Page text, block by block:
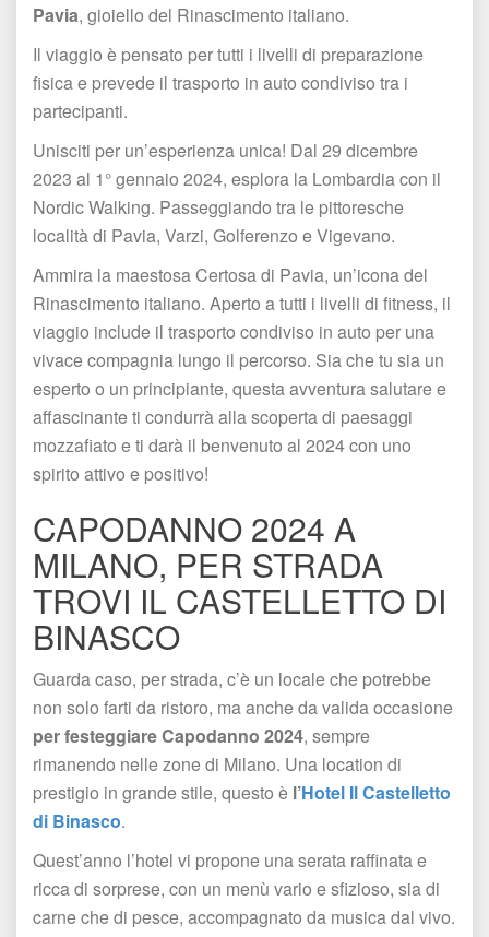
Pavia, gioiello del Rinascimento italiano.
Il viaggio è pensato per tutti i livelli di preparazione
fisica e prevede il trasporto in auto condiviso tra i
partecipanti.
Unisciti per un’esperienza unica! Dal 29 dicembre
2023 al 1° gennaio 2024, esplora la Lombardia con il
Nordic Walking. Passeggiando tra le pittoresche
località di Pavia, Varzi, Golferenzo e Vigevano.
Ammira la maestosa Certosa di Pavia, un’icona del
Rinascimento italiano. Aperto a tutti i livelli di fitness, il
viaggio include il trasporto condiviso in auto per una
vivace compagnia lungo il percorso. Sia che tu sia un
esperto o un principiante, questa avventura salutare e
affascinante ti condurrà alla scoperta di paesaggi
mozzafiato e ti darà il benvenuto al 2024 con uno
pirito attivo e positivo!
CAPODANNO 2024 A
MILANO, PER STRADA
TROVI IL CASTELLETTO DI
BINASCO
Guarda caso, per strada, c’è un locale che potrebbe
non solo farti da ristoro, ma anche da valida occasione
per festeggiare Capodanno 2024, sempre
rimanendo nelle zone di Milano. Una location di
prestigio in grande stile, questo è l’Hotel Il Castelletto
di Binasco.
Quest’anno l’hotel vi propone una serata raffinata e
ricca di sorprese, con un menù vario e sfizioso, sia di
carne che di pesce, accompagnato da musica dal vivo.